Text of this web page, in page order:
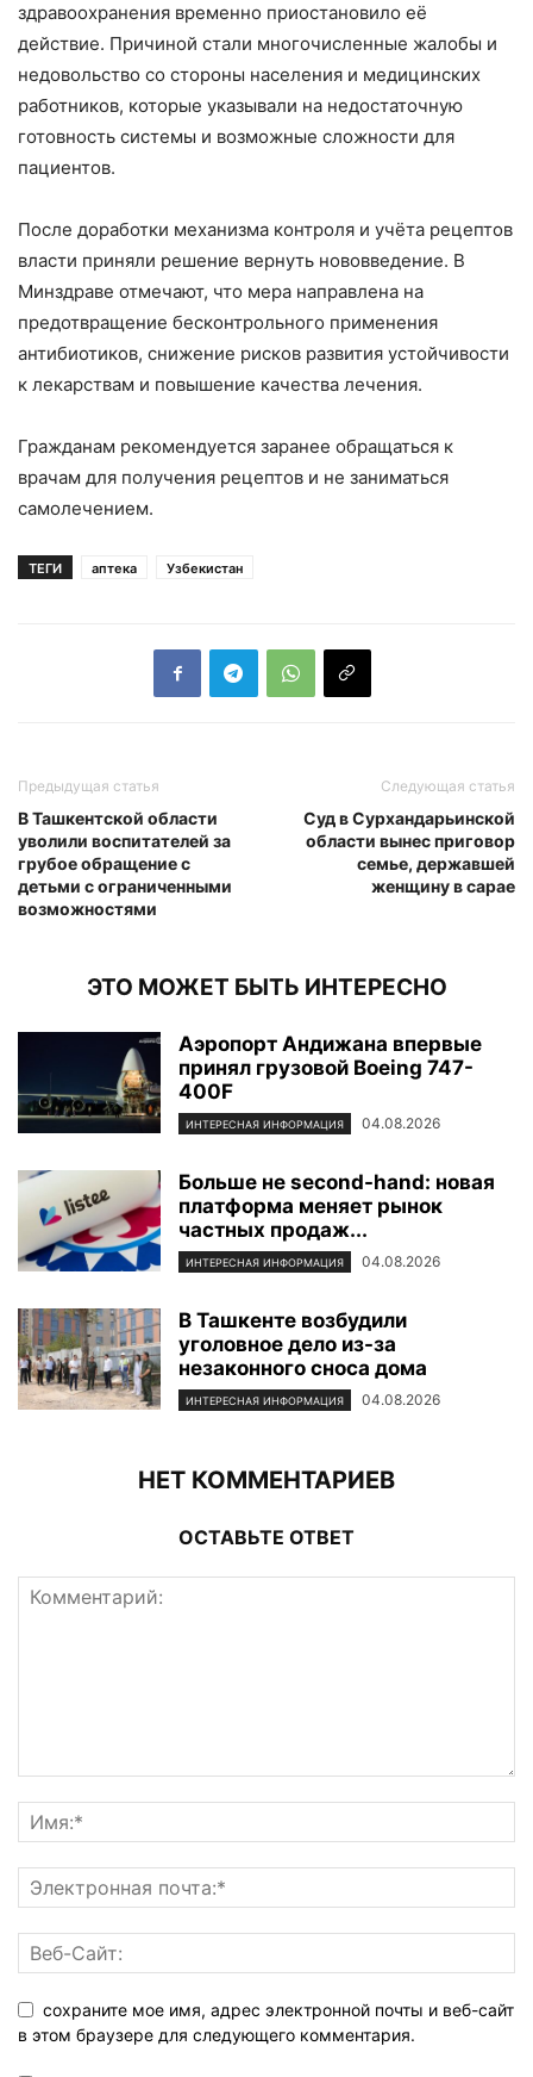
здравоохранения временно приостановило её
действие. Причиной стали многочисленные жалобы и
недовольство со стороны населения и медицинских
работников, которые указывали на недостаточную
готовность системы и возможные сложности для
пациентов.
После доработки механизма контроля и учёта рецептов
власти приняли решение вернуть нововведение. В
Минздраве отмечают, что мера направлена на
предотвращение бесконтрольного применения
антибиотиков, снижение рисков развития устойчивости
к лекарствам и повышение качества лечения.
Гражданам рекомендуется заранее обращаться к
врачам для получения рецептов и не заниматься
самолечением.
ТЕГИ аптека Узбекистан
Предыдущая статья
В Ташкентской области
уволили воспитателей за
грубое обращение с
детьми с ограниченными
возможностями
Следующая статья
Суд в Сурхандарьинской
области вынес приговор
семье, державшей
женщину в сарае
ЭТО МОЖЕТ БЫТЬ ИНТЕРЕСНО
Аэропорт Андижана впервые
принял грузовой Boeing 747-
400F
ИНТЕРЕСНАЯ ИНФОРМАЦИЯ 04.08.2026
Больше не second-hand: новая
платформа меняет рынок
частных продаж...
ИНТЕРЕСНАЯ ИНФОРМАЦИЯ 04.08.2026
В Ташкенте возбудили
уголовное дело из-за
незаконного сноса дома
ИНТЕРЕСНАЯ ИНФОРМАЦИЯ 04.08.2026
НЕТ КОММЕНТАРИЕВ
ОСТАВЬТЕ ОТВЕТ
сохраните мое имя, адрес электронной почты и веб-сайт
в этом браузере для следующего комментария.